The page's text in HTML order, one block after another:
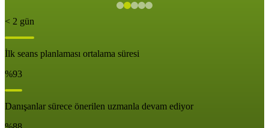
< 2 gün
İlk seans planlaması ortalama süresi
%93
Danışanlar sürece önerilen uzmanla devam ediyor